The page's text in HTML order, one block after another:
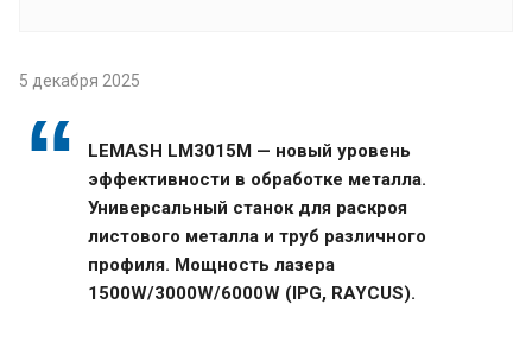
5 декабря 2025
LEMASH LM3015M — новый уровень
эффективности в обработке металла.
Универсальный станок для раскроя
листового металла и труб различного
профиля. Мощность лазера
1500W/3000W/6000W (IPG, RAYCUS).